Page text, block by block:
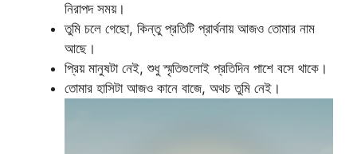
নিরাপদ সময়।
তুমি চলে গেছো, কিন্তু প্রতিটি প্রার্থনায় আজও তোমার নাম
আছে।
প্রিয় মানুষটা নেই, শুধু স্মৃতিগুলোই প্রতিদিন পাশে বসে থাকে।
তোমার হাসিটা আজও কানে বাজে, অথচ তুমি নেই।